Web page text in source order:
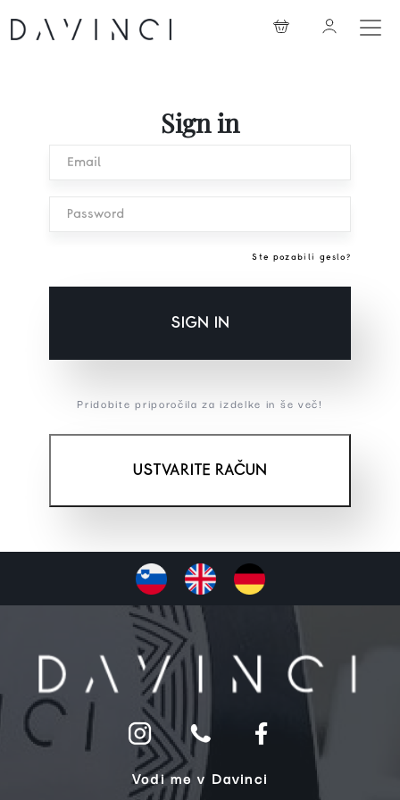
Sign in
Email
Password
Ste pozabili geslo?
SIGN IN
Pridobite priporočila za izdelke in še več!
USTVARITE RAČUN
Vodi me v Davinci